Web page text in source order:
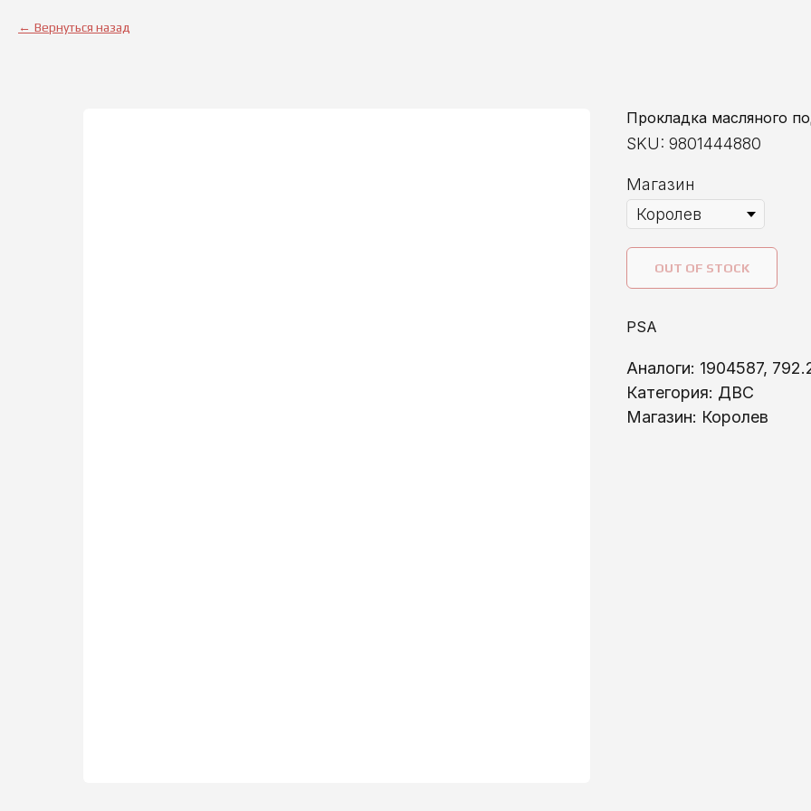
Вернуться назад
Прокладка масляного
SKU: 9801444880
Магазин
OUT OF STOCK
PSA
Аналоги: 1904587,
Категория: ДВС
Магазин: Королев